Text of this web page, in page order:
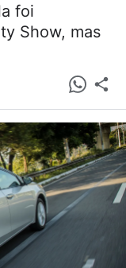
foi
Show, mas